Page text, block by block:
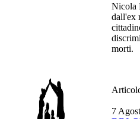
Nicola
dall'ex
morti.
7